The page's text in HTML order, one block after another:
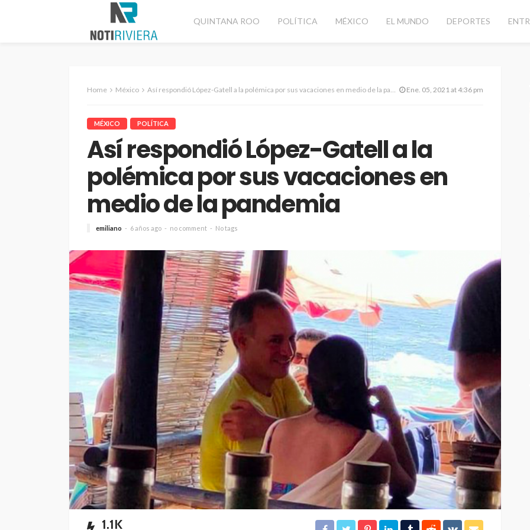
QUINTANA ROO POLÍTICA MÉXICO EL MUNDO DEPORTES
Home México Así respondió López-Gatell a la polémica por sus vacaciones en medio de la pandemia Ene. 05, 2021 at 4:36 pm
MÉXICO POLÍTICA
Así respondió López-Gatell a la
polémica por sus vacaciones en
medio de la pandemia
emiliano 6 años ago no comment No tags
1.1K
CANCÚN DESTACADAS
Playa del Carmen lidera
mercado de rentas
vacacionales
Redacción 9 horas ago 21
DESTACADAS
Brigadistas contienen
incendio forestal en la
colonia Chiapaneca
Redacción 9 horas ago